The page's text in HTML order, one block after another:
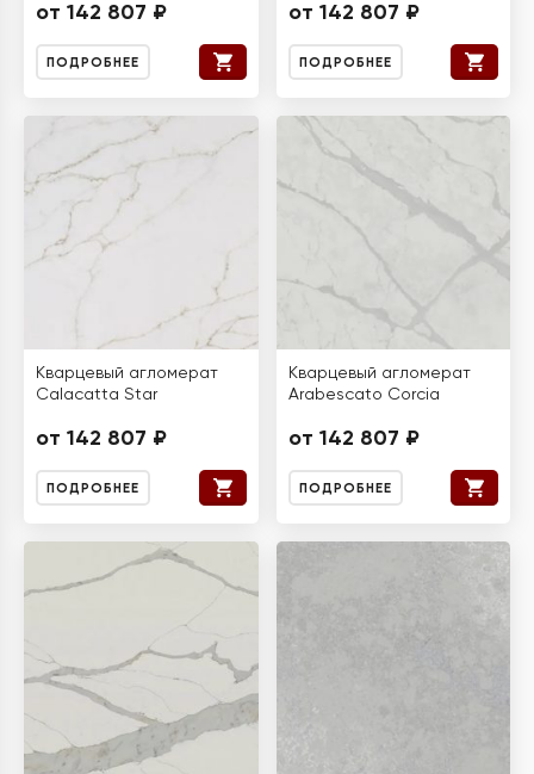
от 142 807 ₽
ПОДРОБНЕЕ
от 142 807 ₽
ПОДРОБНЕЕ
Кварцевый агломерат
Calacatta Star
от 142 807 ₽
ПОДРОБНЕЕ
Кварцевый агломерат
Arabescato Corcia
от 142 807 ₽
ПОДРОБНЕЕ